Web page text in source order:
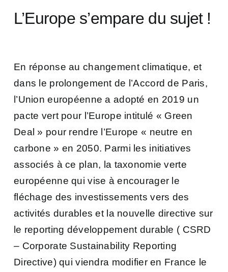
L’Europe s’empare du sujet !
En réponse au changement climatique, et
dans le prolongement de l’Accord de Paris,
l’Union européenne a adopté en 2019 un
pacte vert pour l’Europe intitulé « Green
Deal » pour rendre l’Europe « neutre en
carbone » en 2050. Parmi les initiatives
associés à ce plan, la taxonomie verte
européenne qui vise à encourager le
fléchage des investissements vers des
activités durables et la nouvelle directive sur
le reporting développement durable ( CSRD
– Corporate Sustainability Reporting
Directive) qui viendra modifier en France le